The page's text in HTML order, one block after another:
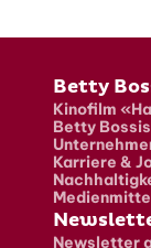
Fusszeile
Betty
Kinofilm
Betty
Karriere &
Newsletter